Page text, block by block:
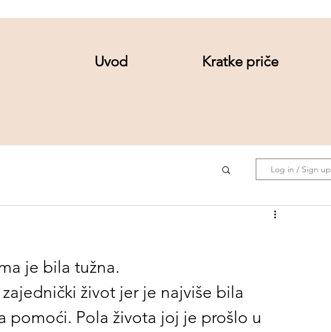
Uvod Kratke priče
Log in / Sign up
je bila tužna.
život jer je najviše bila
pomoći. Pola života joj je prošlo u